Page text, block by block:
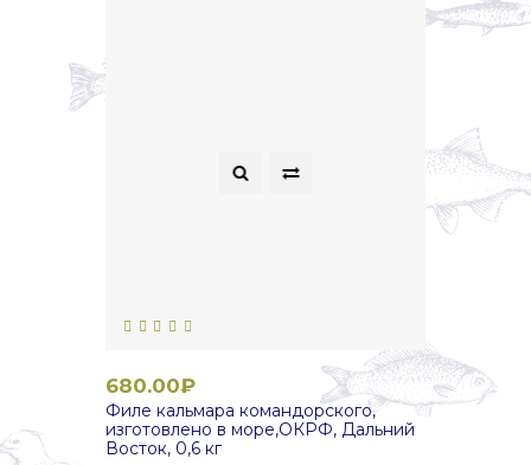
680.00₽
Филе кальмара командорского,
изготовлено в море,ОКРФ, Дальний
Восток, 0,6 кг